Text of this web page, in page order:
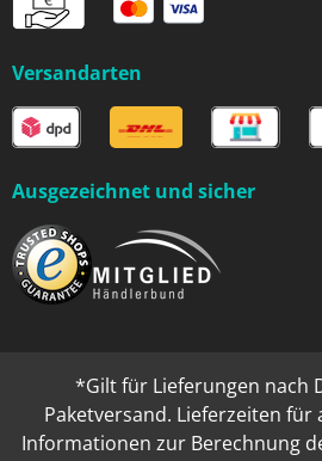
Versandarten
Ausgezeichnet und sicher
*Gilt für Lieferungen nach
Paketversand. Lieferzeiten für
Informationen zur Berechnung